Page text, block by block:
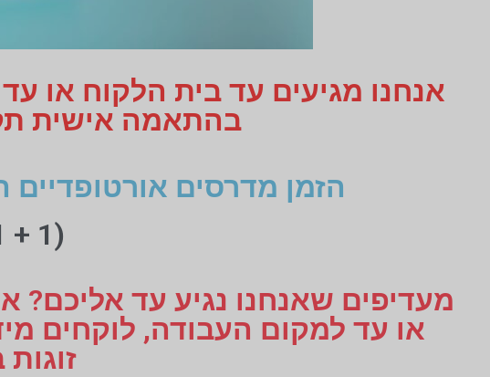
אנחנו מגיעים עד בית הלקוח או
בהתאמה אישית תקבלו 3 זוגות
הזמן מדרסים
(1 + 1 + 1 חינם)
מעדיפים שאנחנו נגיע עד אליכם?